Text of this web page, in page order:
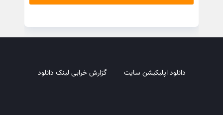
دانلود اپلیکیشن سایت گزارش خرابی لینک دانلود